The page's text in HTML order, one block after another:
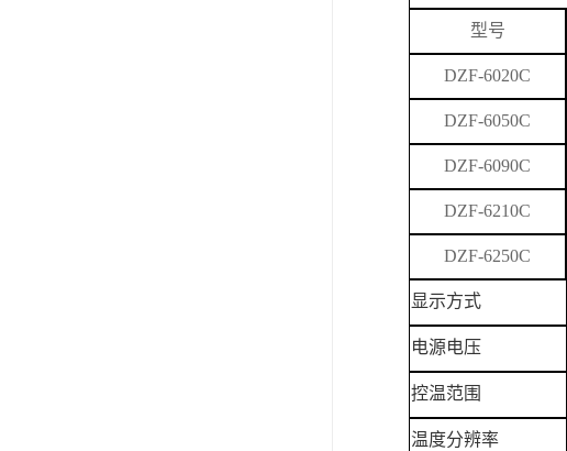
型号
DZF-6020C
DZF-6050C
DZF-6090C
DZF-6210C
DZF-6250C
显示方式
电源电压
控温范围
温度分辨率